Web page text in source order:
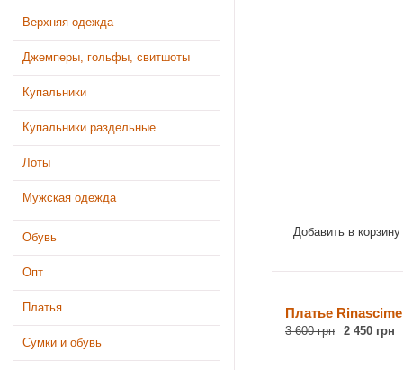
Верхняя одежда
Джемперы, гольфы, свитшоты
Купальники
Купальники раздельные
Лоты
Мужская одежда
Обувь
Опт
Платья
Сумки и обувь
Добавить в корзину
Платье
3 600 грн 2 450 грн